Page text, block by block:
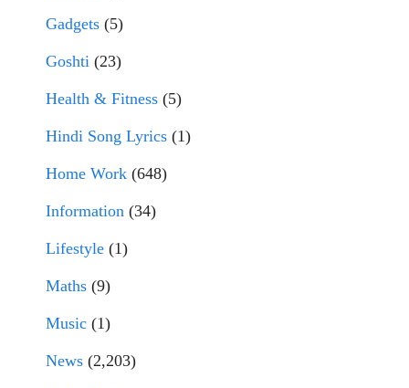
Gadgets (5)
Goshti (23)
Health & Fitness (5)
Hindi Song Lyrics (1)
Home Work (648)
Information (34)
Lifestyle (1)
Maths (9)
Music (1)
News (2,203)